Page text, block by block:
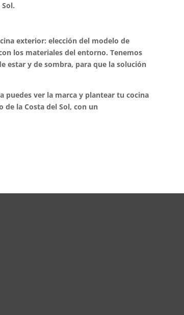
exterior: elección del modelo de
los materiales del entorno. Tenemos
estar y de sombra, para que la solución
puedes ver la marca y plantear tu cocina
la Costa del Sol, con un